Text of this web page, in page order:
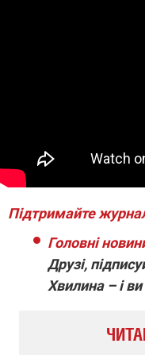
Підтримайте
Головні
Друзі,
Хвилина – і ви